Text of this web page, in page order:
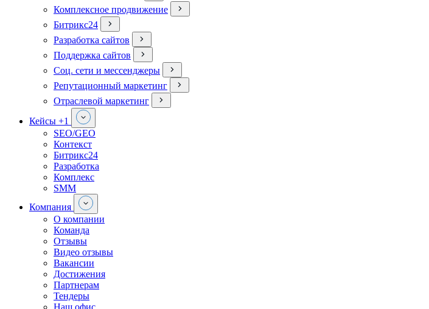
Комплексное продвижение
Битрикс24
Разработка сайтов
Поддержка сайтов
Соц. сети и мессенджеры
Репутационный маркетинг
Отраслевой маркетинг
Кейсы +1
SEO/GEO
Контекст
Битрикс24
Разработка
Комплекс
SMM
Компания
О компании
Команда
Отзывы
Видео отзывы
Вакансии
Достижения
Партнерам
Тендеры
Наш офис